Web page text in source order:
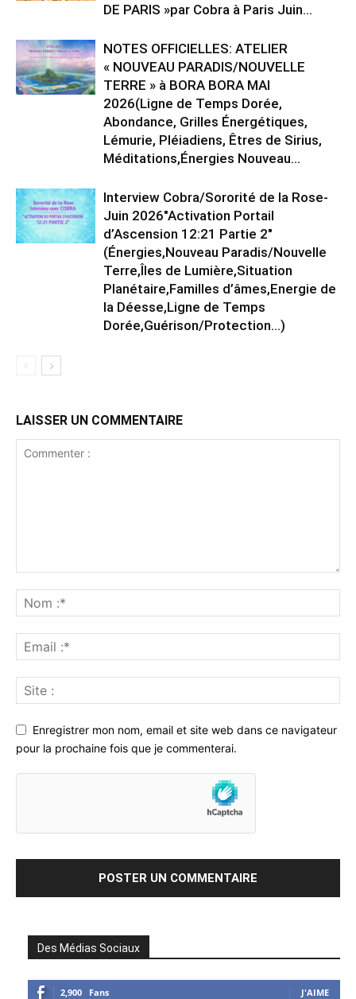
DE PARIS »par Cobra à Paris Juin...
NOTES OFFICIELLES: ATELIER
« NOUVEAU PARADIS/NOUVELLE
TERRE » à BORA BORA MAI
2026(Ligne de Temps Dorée,
Abondance, Grilles Énergétiques,
Lémurie, Pléiadiens, Êtres de Sirius,
Méditations,Énergies Nouveau...
Interview Cobra/Sororité de la Rose-
Juin 2026″Activation Portail
d’Ascension 12:21 Partie 2″
(Énergies,Nouveau Paradis/Nouvelle
Terre,Îles de Lumière,Situation
Planétaire,Familles d’âmes,Energie de
la Déesse,Ligne de Temps
Dorée,Guérison/Protection…)
LAISSER UN COMMENTAIRE
Enregistrer mon nom, email et site web dans ce navigateur
pour la prochaine fois que je commenterai.
Des Médias Sociaux
2,900 Fans J'AIME